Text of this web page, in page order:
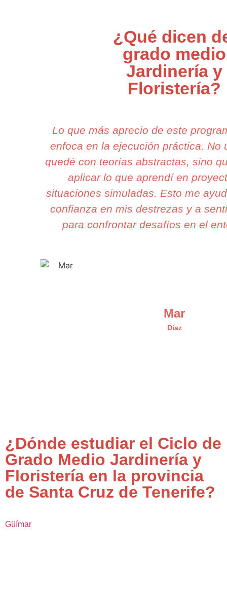
¿Qué dicen
grado medio
Jardinería y
Floristería?
Lo que más aprecio de este
enfoca en la ejecución práctica. No
quedé con teorías abstractas, sino
aplicar lo que aprendí en
situaciones simuladas. Esto me
confianza en mis destrezas y a
para confrontar desafíos en el
Mar
Díaz
¿Dónde estudiar el Ciclo de
Grado Medio Jardinería y
Floristería en la provincia
de Santa Cruz de Tenerife?
Güímar